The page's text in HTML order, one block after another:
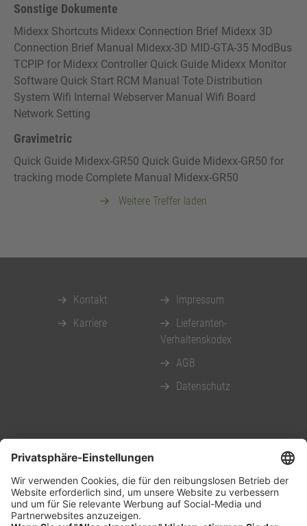
Sonstige Dokumente
Midexx Shortcuts Midexx Connection Brief Midexx 3D
Connection Brief Manual Midexx-3D MID-GTA-35 ModBus
TCPIP for Midexx Controller Quick Guide Midexx Monitor
Software Quick Start RCM Manual Tote Distribution
System Wifi Internal Webserver Manual Wifi Board
Network Setting
Gravimetric
Quick Guide Midexx-GR50 Quick Guide Midexx-GR50 for
tracking mode Complete Manual Midexx-GR50
Weitere Treffer laden
Kontakt
Karriere
Impressum
Lieferanten-
Verhaltenskodex
AGB
Datenschutz